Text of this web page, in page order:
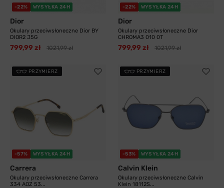
-22% WYSYŁKA 24H
Dior
Okulary przeciwsłoneczne Dior BY
DIOR2 J5G
799,99 zł 1021,99 zł
-22% WYSYŁKA 24H
Dior
Okulary przeciwsłoneczne Dior
CHROMA3 010 0T
799,99 zł 1021,99 zł
PRZYMIERZ
-57% WYSYŁKA 24H
Carrera
Okulary przeciwsłoneczne Carrera
334 AOZ 53...
PRZYMIERZ
-53% WYSYŁKA 24H
Calvin Klein
Okulary przeciwsłoneczne Calvin
Klein 18112S...